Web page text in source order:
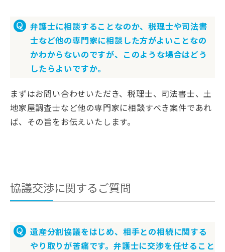
弁護士に相談することなのか、税理士や司法書
士など他の専門家に相談した方がよいことなの
かわからないのですが、このような場合はどう
したらよいですか。
まずはお問い合わせいただき、税理士、司法書士、土
地家屋調査士など他の専門家に相談すべき案件であれ
ば、その旨をお伝えいたします。
協議交渉に関するご質問
遺産分割協議をはじめ、相手との相続に関する
やり取りが苦痛です。弁護士に交渉を任せること